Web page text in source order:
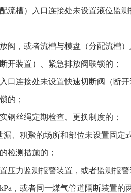
流槽）入口连接处未设置液位监
阀，或者流槽与模盘（分配流槽
开装置）、紧急排放阀联锁的；
口连接处未设置快速切断阀（断
的；
钢丝绳定期检查、更换制度的；
、积聚的场所和部位未设置固
检测措施的；
压力监测报警装置，或者监测报
，或者同一煤气管道隔断装置